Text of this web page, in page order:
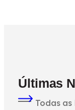
Últimas
Todas